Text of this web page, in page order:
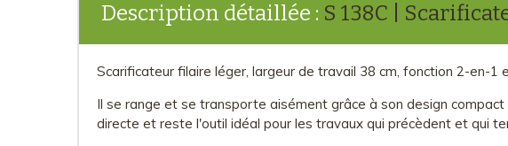
Description détaillée : S 138C |
Scarificateur filaire léger, largeur de travail 38 cm, fonction 2-en-1
Il se range et se transporte aisément grâce à son design
directe et reste l'outil idéal pour les travaux qui précèdent et qui